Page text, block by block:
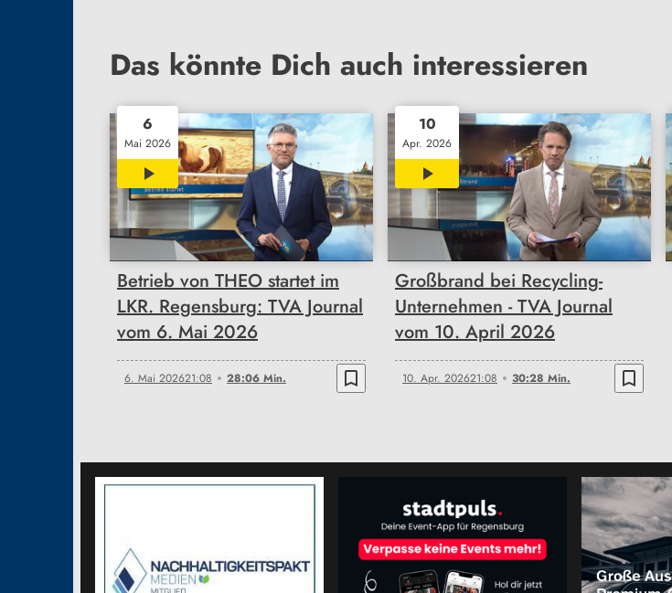
Das könnte Dich auch interessieren
6
Mai 2026
28:06
Betrieb von THEO startet im
LKR. Regensburg: TVA Journal
vom 6. Mai 2026
6. Mai 202621:08 28:06 Min. bookmark_border
10
Apr. 2026
30:28
Großbrand bei Recycling-
Unternehmen - TVA Journal
vom 10. April 2026
10. Apr. 202621:08 30:28 Min. bookmark_border